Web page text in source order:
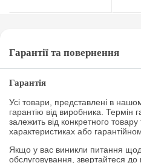
Гарантії та повернення
Гарантія
Усі товари, представлені в
гарантію від виробника. Термін
залежить від конкретного
характеристиках або
Якщо у вас виникли питання
обслуговування, звертайтеся